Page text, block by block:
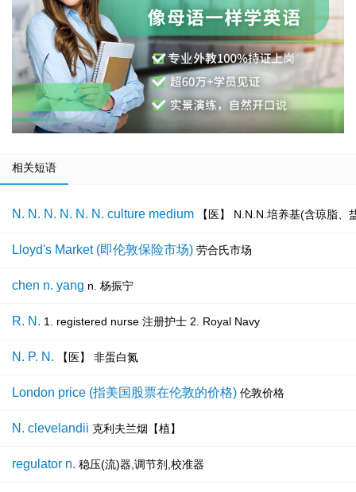
相关短语
N. N. N. N. N. N. culture medium 【医】 N.N.N.培养基(含琼脂
Lloyd's Market (即伦敦保险市场) 劳合氏市场
chen n. yang n. 杨振宁
R. N. 1. registered nurse 注册护士 2. Royal Navy
N. P. N. 【医】 非蛋白氮
London price (指美国股票在伦敦的价格) 伦敦价格
N. clevelandii 克利夫兰烟【植】
regulator n. 稳压(流)器,调节剂,校准器